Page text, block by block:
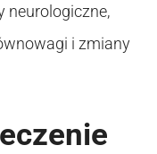
neurologiczne,
i zmiany